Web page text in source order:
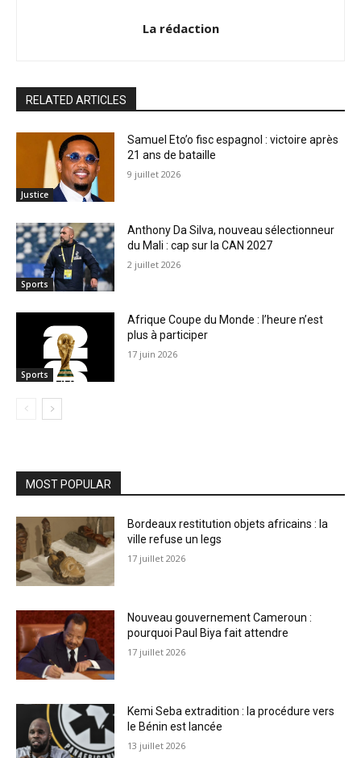
La rédaction
RELATED ARTICLES
Justice
Samuel Eto’o fisc espagnol : victoire après
21 ans de bataille
9 juillet 2026
Sports
Anthony Da Silva, nouveau sélectionneur
du Mali : cap sur la CAN 2027
2 juillet 2026
Sports
Afrique Coupe du Monde : l’heure n’est
plus à participer
17 juin 2026
MOST POPULAR
Bordeaux restitution objets africains : la
ville refuse un legs
17 juillet 2026
Nouveau gouvernement Cameroun :
pourquoi Paul Biya fait attendre
17 juillet 2026
Kemi Seba extradition : la procédure vers
le Bénin est lancée
13 juillet 2026